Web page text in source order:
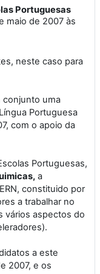
Portuguesas
maio de 2007 às
neste caso para
conjunto uma
Portuguesa
com o apoio da
Portuguesas,
a
constituido por
a trabalhar no
vários aspectos do
a este
2007, e os